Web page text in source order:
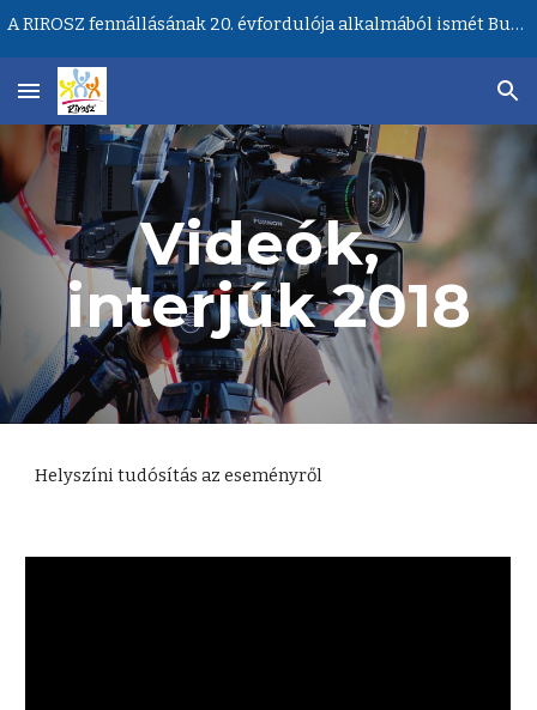
A RIROSZ fennállásának 20. évfordulója alkalmából ismét Budapesten lesz a Ritka Betegségek Világnapja központi rendezvénye!
Videók,
interjúk 2018
Helyszíni tudósítás az eseményről